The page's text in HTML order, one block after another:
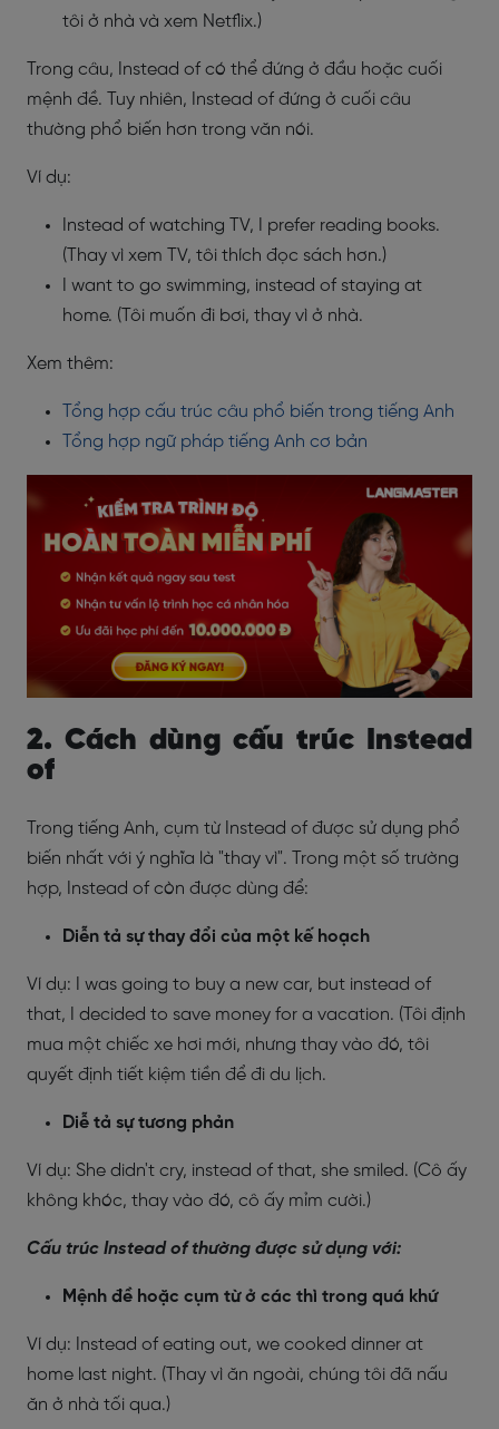
tôi ở nhà và xem Netflix.)
Trong câu, Instead of có thể đứng ở đầu hoặc cuối
mệnh đề. Tuy nhiên, Instead of đứng ở cuối câu
thường phổ biến hơn trong văn nói.
Ví dụ:
Instead of watching TV, I prefer reading books.
(Thay vì xem TV, tôi thích đọc sách hơn.)
I want to go swimming, instead of staying at
home. (Tôi muốn đi bơi, thay vì ở nhà.
Xem thêm:
Tổng hợp cấu trúc câu phổ biến trong tiếng Anh
Tổng hợp ngữ pháp tiếng Anh cơ bản
2. Cách dùng cấu trúc Instead
of
Trong tiếng Anh, cụm từ Instead of được sử dụng phổ
biến nhất với ý nghĩa là "thay vì". Trong một số trường
hợp, Instead of còn được dùng để:
Diễn tả sự thay đổi của một kế hoạch
Ví dụ: I was going to buy a new car, but instead of
that, I decided to save money for a vacation. (Tôi định
mua một chiếc xe hơi mới, nhưng thay vào đó, tôi
quyết định tiết kiệm tiền để đi du lịch.
Diễ tả sự tương phản
Ví dụ: She didn't cry, instead of that, she smiled. (Cô ấy
không khóc, thay vào đó, cô ấy mỉm cười.)
Cấu trúc Instead of thường được sử dụng với:
Mệnh đề hoặc cụm từ ở các thì trong quá khứ
Ví dụ: Instead of eating out, we cooked dinner at
home last night. (Thay vì ăn ngoài, chúng tôi đã nấu
ăn ở nhà tối qua.)